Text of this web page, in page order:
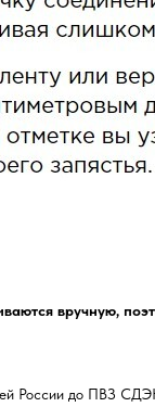
вручную,
России до ПВЗ